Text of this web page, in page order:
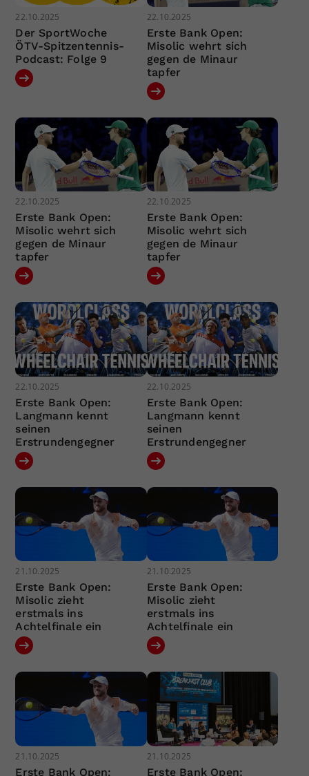
22.10.2025
Der SportWoche
ÖTV-Spitzentennis-
Podcast: Folge 9
22.10.2025
Erste Bank Open:
Misolic wehrt sich
gegen de Minaur
tapfer
22.10.2025
Erste Bank Open:
Misolic wehrt sich
gegen de Minaur
tapfer
22.10.2025
Erste Bank Open:
Misolic wehrt sich
gegen de Minaur
tapfer
22.10.2025
Erste Bank Open:
Langmann kennt
seinen
Erstrundengegner
22.10.2025
Erste Bank Open:
Langmann kennt
seinen
Erstrundengegner
21.10.2025
Erste Bank Open:
Misolic zieht
erstmals ins
Achtelfinale ein
21.10.2025
Erste Bank Open:
Misolic zieht
erstmals ins
Achtelfinale ein
21.10.2025
Erste Bank Open:
21.10.2025
Erste Bank Open: